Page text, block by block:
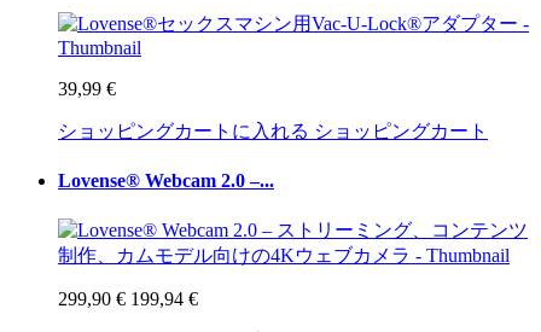
39,99 €
ショッピングカートに入れる ショッピングカート
Lovense® Webcam 2.0 –...
299,90 € 199,94 €